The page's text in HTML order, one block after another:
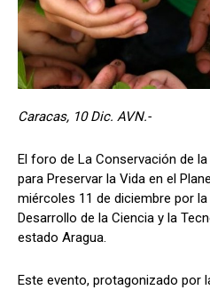
Caracas, 10 Dic. AVN.-
El foro de La Conservación de
para Preservar la Vida en el
miércoles 11 de diciembre por
Desarrollo de la Ciencia y la
estado Aragua.
Este evento, protagonizado por